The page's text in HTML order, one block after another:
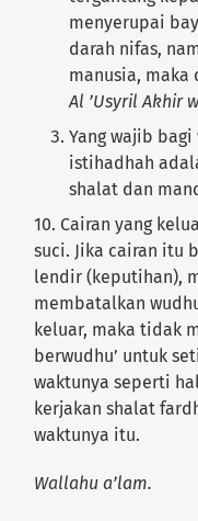
menyerupai
darah nifas,
manusia, maka
Al ’Usyril Akhir
Yang wajib
istihadhah
shalat dan
10. Cairan yang
suci. Jika cairan itu
lendir (keputihan),
membatalkan
keluar, maka tidak
berwudhu’ untuk
waktunya seperti
kerjakan shalat
waktunya itu.
Wallahu a’lam.